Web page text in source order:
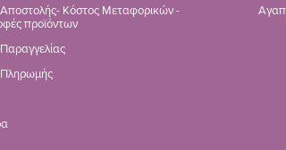
Κόστος Μεταφορικών -
προϊόντων